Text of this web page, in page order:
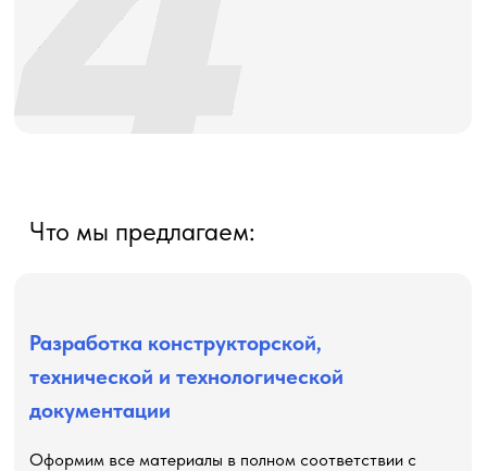
Что мы предлагаем:
Разработка конструкторской,
технической и технологической
документации
Оформим все материалы в полном соответствии с